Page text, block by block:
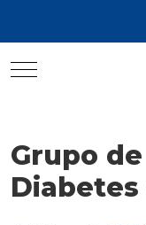
Mobile Menu
Grupo